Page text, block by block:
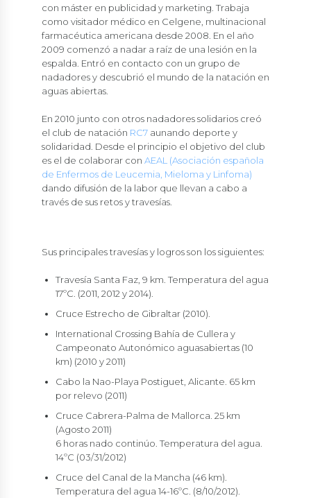
con máster en publicidad y marketing. Trabaja
como visitador médico en Celgene, multinacional
farmacéutica americana desde 2008. En el año
2009 comenzó a nadar a raíz de una lesión en la
espalda. Entró en contacto con un grupo de
nadadores y descubrió el mundo de la natación en
aguas abiertas.
En 2010 junto con otros nadadores solidarios creó
el club de natación RC7 aunando deporte y
solidaridad. Desde el principio el objetivo del club
es el de colaborar con AEAL (Asociación española
de Enfermos de Leucemia, Mieloma y Linfoma)
dando difusión de la labor que llevan a cabo a
través de sus retos y travesías.
Sus principales travesías y logros son los siguientes:
Travesía Santa Faz, 9 km. Temperatura del agua
17ºC. (2011, 2012 y 2014).
Cruce Estrecho de Gibraltar (2010).
International Crossing Bahía de Cullera y
Campeonato Autonómico aguasabiertas (10
km) (2010 y 2011)
Cabo la Nao-Playa Postiguet, Alicante. 65 km
por relevo (2011)
Cruce Cabrera-Palma de Mallorca. 25 km
(Agosto 2011)
6 horas nado continúo. Temperatura del agua.
14ºC (03/31/2012)
Cruce del Canal de la Mancha (46 km).
Temperatura del agua 14-16ºC. (8/10/2012).